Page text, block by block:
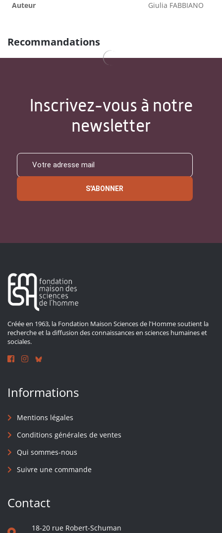
Auteur Giulia FABBIANO
Recommandations
Inscrivez-vous à notre
newsletter
S'ABONNER
Créée en 1963, la Fondation Maison Sciences de l'Homme soutient la
recherche et la diffusion des connaissances en sciences humaines et
sociales.
Informations
Mentions légales
Conditions générales de ventes
Qui sommes-nous
Suivre une commande
Contact
18-20 rue Robert-Schuman